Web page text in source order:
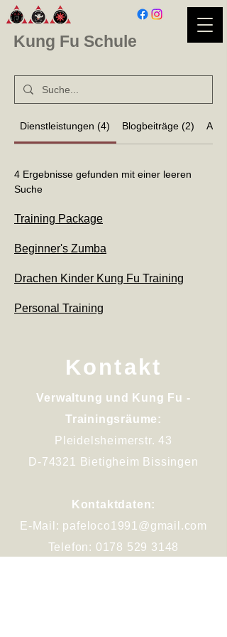
Kung Fu Schule
Dienstleistungen (4) Blogbeiträge (2)
4 Ergebnisse gefunden mit einer leeren
Suche
Training Package
Beginner's Zumba
Drachen Kinder Kung Fu Training
Personal Training
Kontakt
Verwaltung und Kung Fu -
Trainingsräume:
Pleidelsheimerstr. 43
D-74321 Bietigheim Bissingen
Kontaktdaten:
E-Mail: pafeloco1991@gmail.com
Telefon: 0178 529 3148